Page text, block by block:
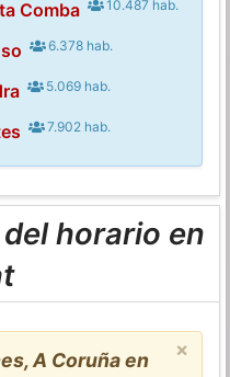
Comba 10.487 hab.
6.378 hab.
5.069 hab.
7.902 hab.
horario en
×
A Coruña en